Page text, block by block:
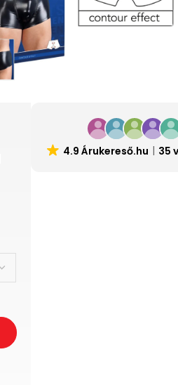
4.9 Árukereső.hu 35